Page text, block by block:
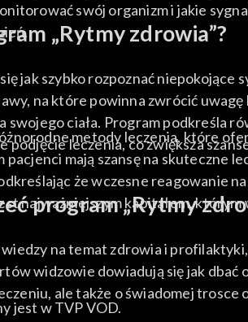
swój organizm i jakie
„Rytmy zdrowia”?
jak szybko rozpoznać
na które powinna zwrócić
swojego ciała. Program podkreśla
podjęcie leczenia, co zwiększa
metody leczenia, które
mają szansę na skuteczne
że wczesne reagowanie
najważniejszym kapitałem,
program „Rytmy
na temat zdrowia i
widzowie dowiadują się jak dbać
ale także o świadomej trosce
jest w TVP VOD.